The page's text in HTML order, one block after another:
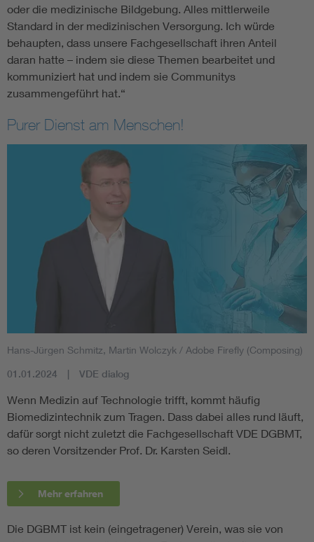
oder die medizinische Bildgebung. Alles mittlerweile
Standard in der medizinischen Versorgung. Ich würde
behaupten, dass unsere Fachgesellschaft ihren Anteil
daran hatte – indem sie diese Themen bearbeitet und
kommuniziert hat und indem sie Communitys
zusammengeführt hat.“
Purer Dienst am Menschen!
Hans-Jürgen Schmitz, Martin Wolczyk / Adobe Firefly (Composing)
01.01.2024 VDE dialog
Wenn Medizin auf Technologie trifft, kommt häufig
Biomedizintechnik zum Tragen. Dass dabei alles rund läuft,
dafür sorgt nicht zuletzt die Fachgesellschaft VDE DGBMT,
so deren Vorsitzender Prof. Dr. Karsten Seidl.
Mehr erfahren
Die DGBMT ist kein (eingetragener) Verein, was sie von